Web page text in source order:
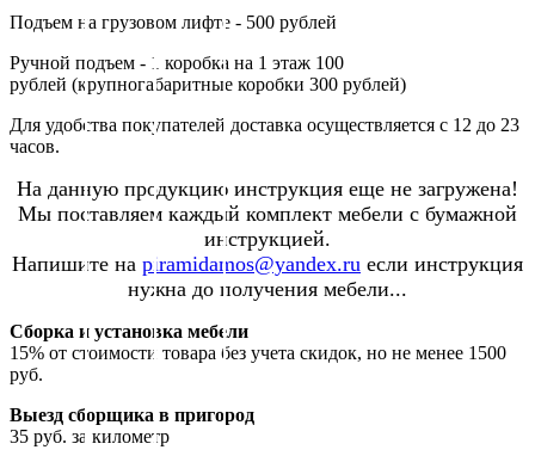
Подъем на грузовом лифте - 500 рублей
Ручной подъем - 1 коробка на 1 этаж 100
рублей (крупногабаритные коробки 300 рублей)
Для удобства покупателей доставка осуществляется с 12 до 23
часов.
На данную продукцию инструкция еще не загружена!
Мы поставляем каждый комплект мебели с бумажной
инструкцией.
Напишите на piramidamos@yandex.ru если инструкция
нужна до получения мебели...
Сборка и установка мебели
15% от стоимости товара без учета скидок, но не менее 1500
руб.
Выезд сборщика в пригород
35 руб. за километр